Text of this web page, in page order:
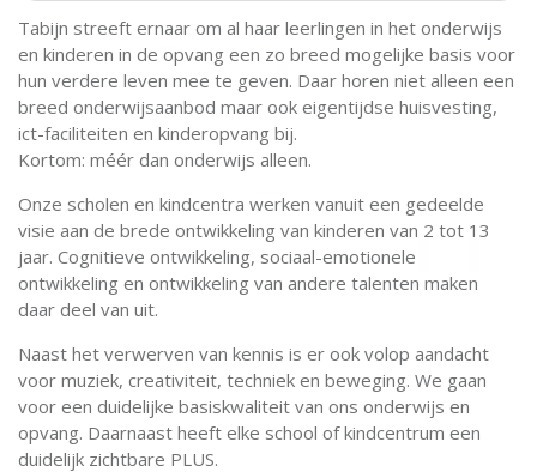
Tabijn streeft ernaar om al haar leerlingen in het onderwijs
en kinderen in de opvang een zo breed mogelijke basis voor
hun verdere leven mee te geven. Daar horen niet alleen een
breed onderwijsaanbod maar ook eigentijdse huisvesting,
ict-faciliteiten en kinderopvang bij.
Kortom: méér dan onderwijs alleen.
Onze scholen en kindcentra werken vanuit een gedeelde
visie aan de brede ontwikkeling van kinderen van 2 tot 13
jaar. Cognitieve ontwikkeling, sociaal-emotionele
ontwikkeling en ontwikkeling van andere talenten maken
daar deel van uit.
Naast het verwerven van kennis is er ook volop aandacht
voor muziek, creativiteit, techniek en beweging. We gaan
voor een duidelijke basiskwaliteit van ons onderwijs en
opvang. Daarnaast heeft elke school of kindcentrum een
duidelijk zichtbare PLUS.